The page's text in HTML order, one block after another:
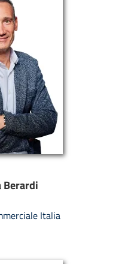
Berardi
Italia